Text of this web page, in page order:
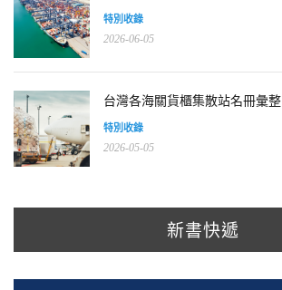
特別收錄
2026-06-05
台灣各海關貨櫃集散站名冊彙整
特別收錄
2026-05-05
新書快遞